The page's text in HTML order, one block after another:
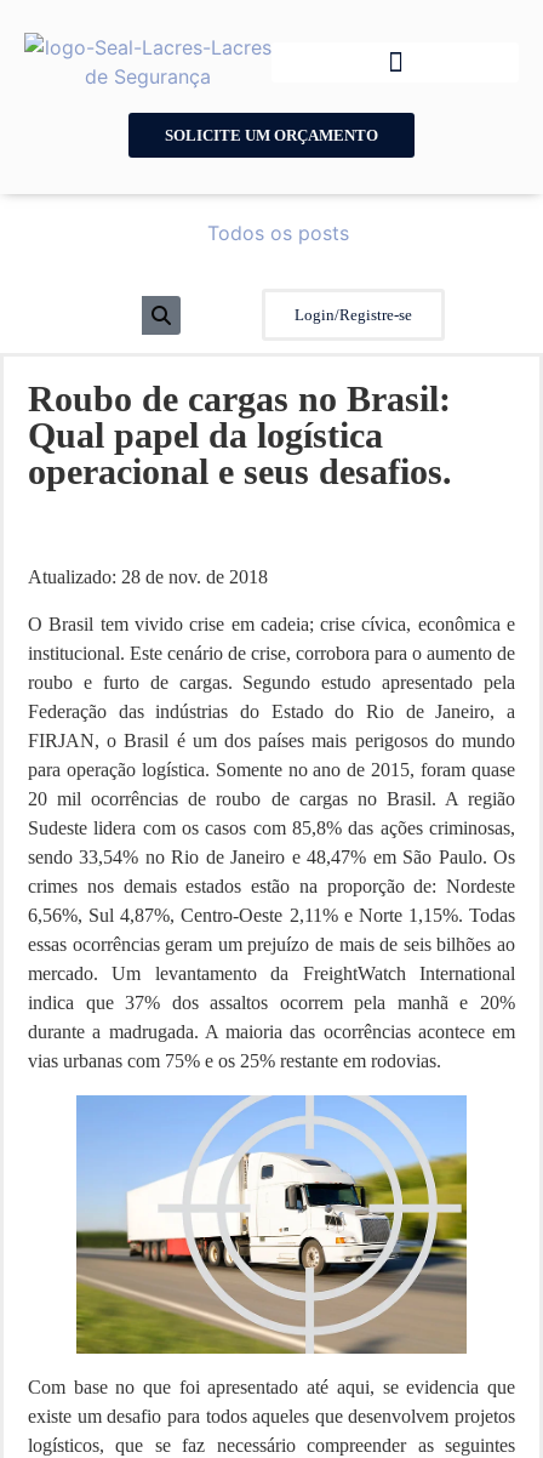
SOLICITE UM ORÇAMENTO
Todos os posts
Login/Registre-se
Roubo de cargas no Brasil:
Qual papel da logística
operacional e seus desafios.
Atualizado: 28 de nov. de 2018
O Brasil tem vivido crise em cadeia; crise cívica, econômica e
institucional. Este cenário de crise, corrobora para o aumento de
roubo e furto de cargas. Segundo estudo apresentado pela
Federação das indústrias do Estado do Rio de Janeiro, a
FIRJAN, o Brasil é um dos países mais perigosos do mundo
para operação logística. Somente no ano de 2015, foram quase
20 mil ocorrências de roubo de cargas no Brasil. A região
Sudeste lidera com os casos com 85,8% das ações criminosas,
sendo 33,54% no Rio de Janeiro e 48,47% em São Paulo. Os
crimes nos demais estados estão na proporção de: Nordeste
6,56%, Sul 4,87%, Centro-Oeste 2,11% e Norte 1,15%. Todas
essas ocorrências geram um prejuízo de mais de seis bilhões ao
mercado. Um levantamento da FreightWatch International
indica que 37% dos assaltos ocorrem pela manhã e 20%
durante a madrugada. A maioria das ocorrências acontece em
vias urbanas com 75% e os 25% restante em rodovias.
Com base no que foi apresentado até aqui, se evidencia que
existe um desafio para todos aqueles que desenvolvem projetos
logísticos, que se faz necessário compreender as seguintes